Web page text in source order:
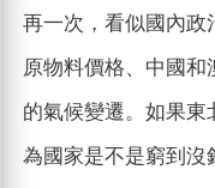
再一次，看似國內政
原物料價格、中國
的氣候變遷。如果東
為國家是不是窮到沒